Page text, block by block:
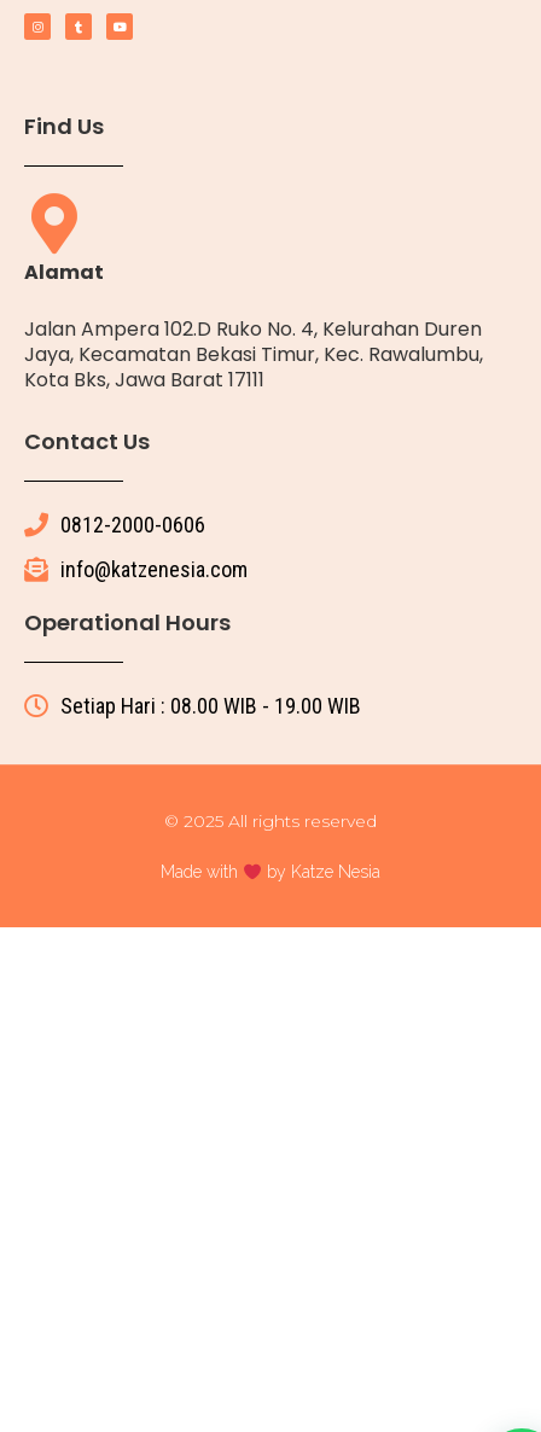
Find Us
Alamat
Jalan Ampera 102.D Ruko No. 4, Kelurahan Duren
Jaya, Kecamatan Bekasi Timur, Kec. Rawalumbu,
Kota Bks, Jawa Barat 17111
Contact Us
0812-2000-0606
info@katzenesia.com
Operational Hours
Setiap Hari : 08.00 WIB - 19.00 WIB
© 2025 All rights reserved
Made with by Katze Nesia